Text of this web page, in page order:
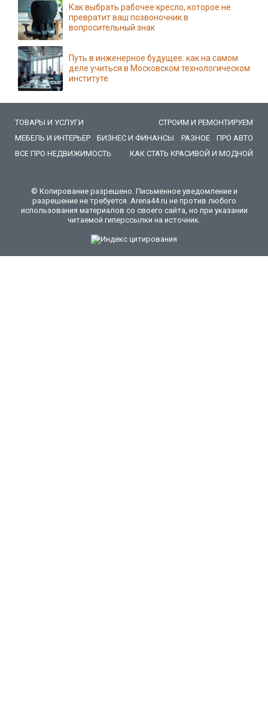
Как выбрать рабочее кресло, которое не
превратит ваш позвоночник в
вопросительный знак
Путь в инженерное будущее: как на самом
деле учиться в Московском технологическом
институте
ТОВАРЫ И УСЛУГИ
СТРОИМ И РЕМОНТИРУЕМ
МЕБЕЛЬ И ИНТЕРЬЕР
БИЗНЕС И ФИНАНСЫ РАЗНОЕ
ПРО АВТО
ВСЕ ПРО НЕДВИЖИМОСТЬ
КАК СТАТЬ КРАСИВОЙ И МОДНОЙ
© Копирование разрешено. Письменное уведомление и
разрешение не требуется. Arena44.ru не против любого
использования материалов со своего сайта, но при указании
читаемой гиперссылки на источник.